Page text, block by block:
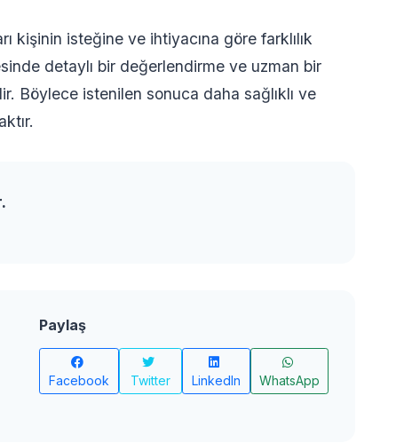
kişinin isteğine ve ihtiyacına göre farklılık
detaylı bir değerlendirme ve uzman bir
Böylece istenilen sonuca daha sağlıklı ve
Paylaş
Facebook Twitter LinkedIn WhatsApp